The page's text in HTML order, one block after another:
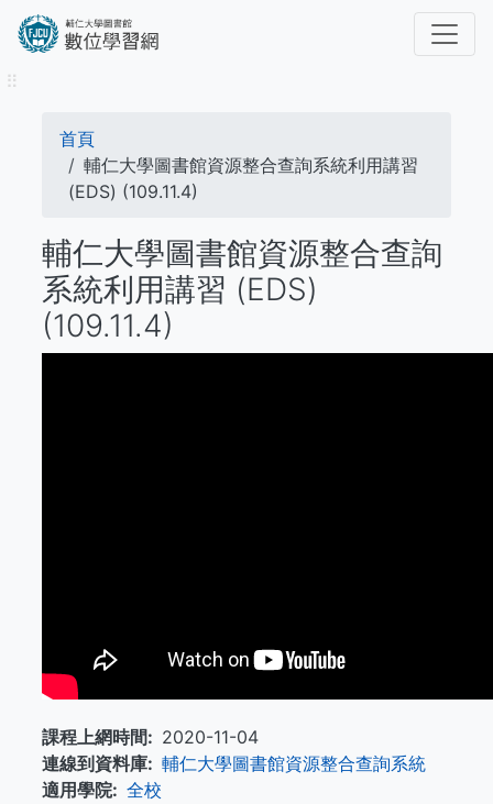
內
⠿
導
航
連
結
首頁
輔仁大學圖書館資源整合查詢系統利用講習
(EDS) (109.11.4)
輔仁大學圖書館資源整合查詢
系統利用講習 (EDS)
(109.11.4)
課程上網時間
2020-11-04
連線到資料庫
輔仁大學圖書館資源整合查詢系統
適用學院
全校